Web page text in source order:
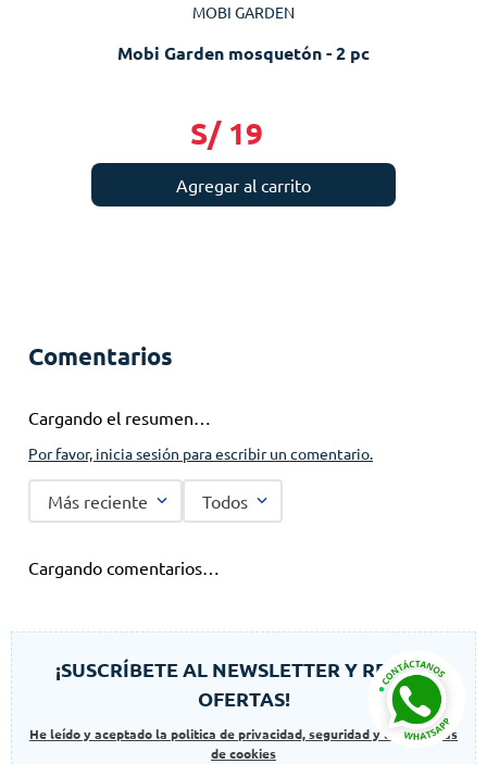
MOBI GARDEN
Mobi Garden mosquetón - 2 pc
S/ 19
Agregar al carrito
Comentarios
Cargando el resumen…
Por favor, inicia sesión para escribir un comentario.
Más reciente Todos
Cargando comentarios…
¡SUSCRÍBETE AL NEWSLETTER Y RECIBE
OFERTAS!
He leído y aceptado la politica de privacidad, seguridad y las politicas
de cookies